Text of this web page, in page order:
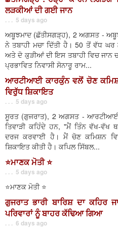
ਲੜਕੀਆਂ ਦੀ ਗਈ ਜਾਨ
. . . 5 days ago
ਅਬੂਝਮਾਦ (ਛੱਤੀਸਗੜ੍ਹ), 2 ਅਗਸਤ -
ਨੇ ਤਬਾਹੀ ਮਚਾ ਦਿੱਤੀ ਹੈ। 50 ਤੋਂ ਵੱਧ
ਅਤੇ ਦੋ ਕੁੜੀਆਂ ਦੀ ਇਸ ਤਬਾਹੀ ਵਿਚ ਜਾਨ
ਪ੍ਰਭਾਵਿਤ ਨਿਵਾਸੀ ਸੋਨਾਰੂ ਰਾਮ...
ਆਰਟੀਆਈ ਕਾਰਕੁੰਨ ਵਲੋਂ ਚੋਣ
ਵਿਰੁੱਧ ਸ਼ਿਕਾਇਤ
. . . 5 days ago
ਸੂਰਤ (ਗੁਜਰਾਤ), 2 ਅਗਸਤ -
ਤਿਵਾੜੀ ਕਹਿੰਦੇ ਹਨ, "ਮੈਂ ਤਿੰਨ ਵੱਖ-ਵੱਖ
ਦਰਜ ਕਰਵਾਈ ਹੈ। ਮੈਂ ਚੋਣ ਕਮਿਸ਼ਨ
ਸ਼ਿਕਾਇਤ ਕੀਤੀ ਹੈ। ਕਪਿਲ ਸਿੱਬਲ...
⭐️ਮਾਣਕ ਮੋਤੀ ⭐️
. . . 5 days ago
⭐️ਮਾਣਕ ਮੋਤੀ ⭐️
ਗੁਜਰਾਤ ਭਾਰੀ ਬਾਰਿਸ਼ ਦਾ ਕਹਿਰ
ਪਰਿਵਾਰਾਂ ਨੂੰ ਬਾਹਰ ਕੱਢਿਆ ਗਿਆ
. . . 6 days ago